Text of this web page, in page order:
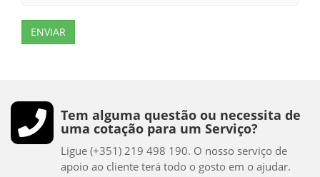
ENVIAR
Tem alguma questão ou necessita de
uma cotação para um Serviço?
Ligue (+351) 219 498 190. O nosso serviço de
apoio ao cliente terá todo o gosto em o ajudar.